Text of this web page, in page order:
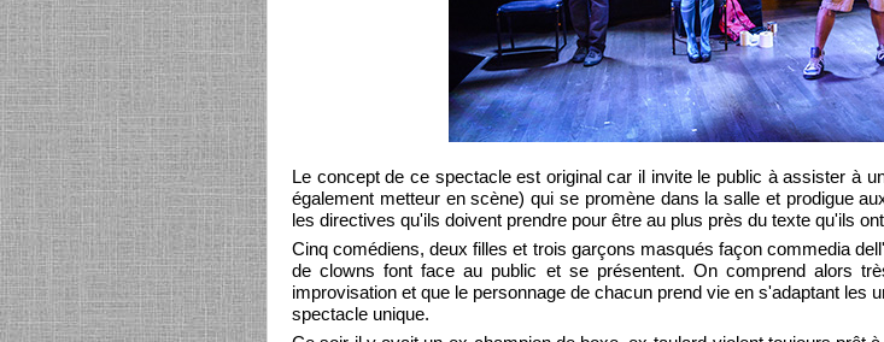
Le concept de ce spectacle est original car il invite le public à assister à
également metteur en scène) qui se promène dans la salle et prodigue
les directives qu'ils doivent prendre pour être au plus près du texte qu'ils
Cinq comédiens, deux filles et trois garçons masqués façon commedia
de clowns font face au public et se présentent. On comprend alors
improvisation et que le personnage de chacun prend vie en s'adaptant les
spectacle unique.